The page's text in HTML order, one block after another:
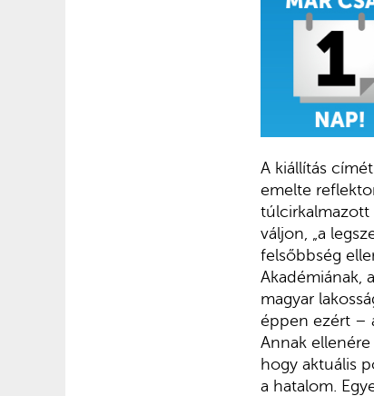
A kiállítás
emelte
túlcirkalmazott
váljon, „a
felsőbbség
Akadémiának,
magyar
éppen ezért –
Annak
hogy aktuális
a hatalom.